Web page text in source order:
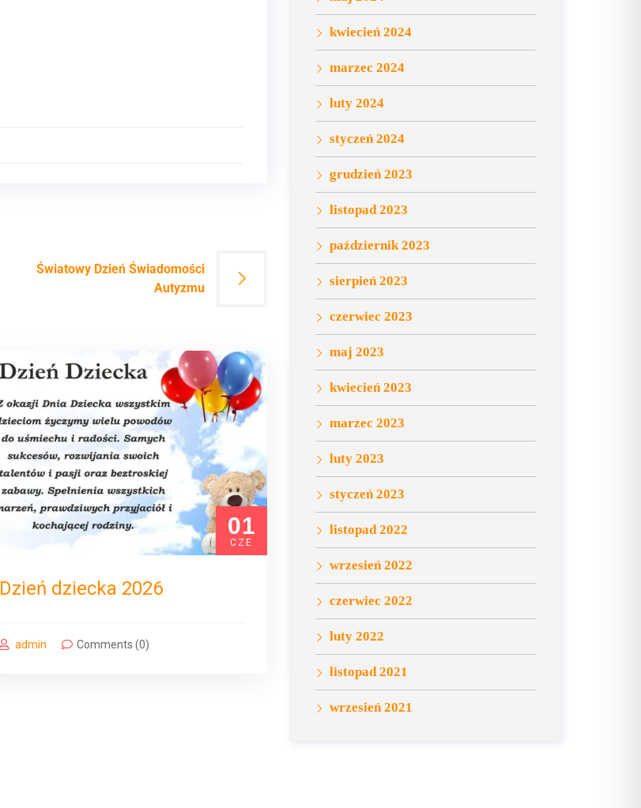
Światowy Dzień Świadomości
Autyzmu
01
CZE
Dzień dziecka 2026
admin Comments (0)
kwiecień 2024
marzec 2024
luty 2024
styczeń 2024
grudzień 2023
listopad 2023
październik 2023
sierpień 2023
czerwiec 2023
maj 2023
kwiecień 2023
marzec 2023
luty 2023
styczeń 2023
listopad 2022
wrzesień 2022
czerwiec 2022
luty 2022
listopad 2021
wrzesień 2021